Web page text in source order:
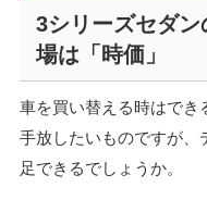
3シリーズセダン
場は「時価」
車を買い替える時はでき
手放したいものですが、
足できるでしょうか。